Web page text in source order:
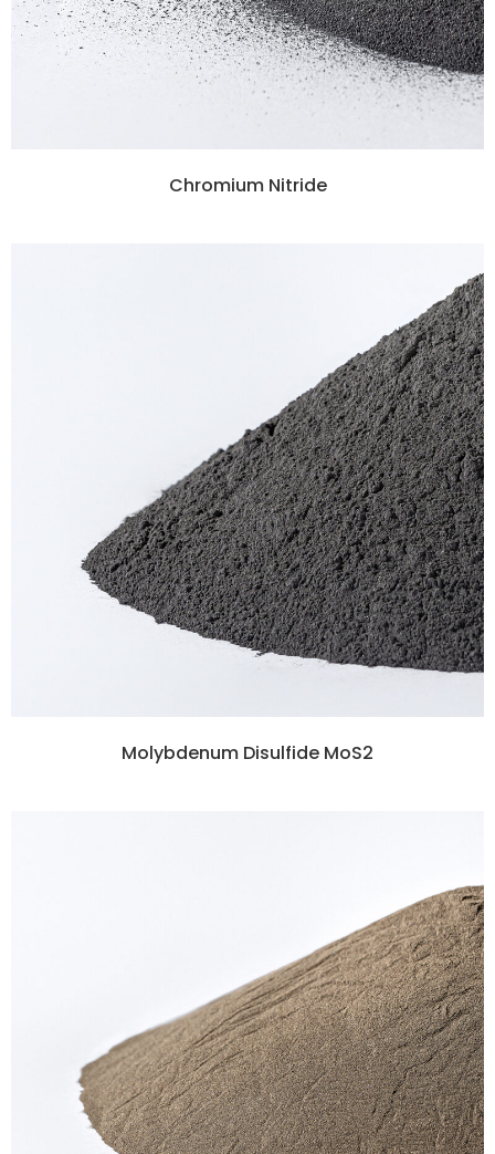
Chromium Nitride
Molybdenum Disulfide MoS2